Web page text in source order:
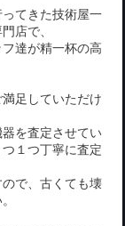
てきた技術屋一
店で、
達が精一杯の高
足していただけ
を査定させてい
１つ丁寧に査定
で、古くても壊